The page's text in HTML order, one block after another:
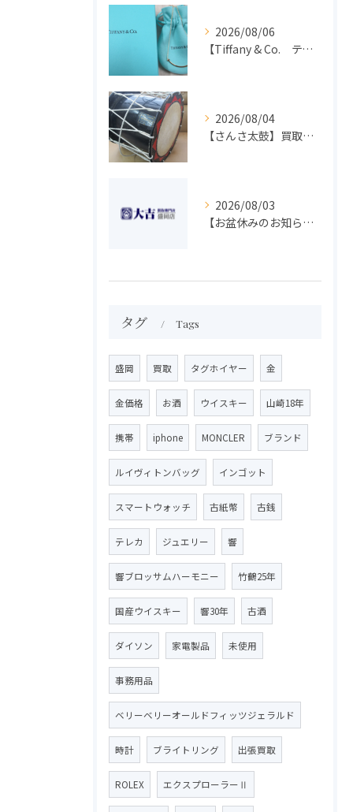
2026/08/06
【Tiffany & Co. ティファニー】買取 大吉盛岡店 アクセサリー買取しました！！
2026/08/04
【さんさ太鼓】買取 大吉盛岡店 楽器 買取します！！
2026/08/03
【お盆休みのお知らせ】買取専門 大吉 盛岡店
タグ Tags
盛岡 買取 タグホイヤー 金
金価格 お酒 ウイスキー 山崎18年
携帯 iphone MONCLER ブランド
ルイヴィトンバッグ インゴット
スマートウォッチ 古紙幣 古銭
テレカ ジュエリー 響
響ブロッサムハーモニー 竹鶴25年
国産ウイスキー 響30年 古酒
ダイソン 家電製品 未使用
事務用品
ベリーベリーオールドフィッツジェラルド
時計 ブライトリング 出張買取
ROLEX エクスプローラーⅡ